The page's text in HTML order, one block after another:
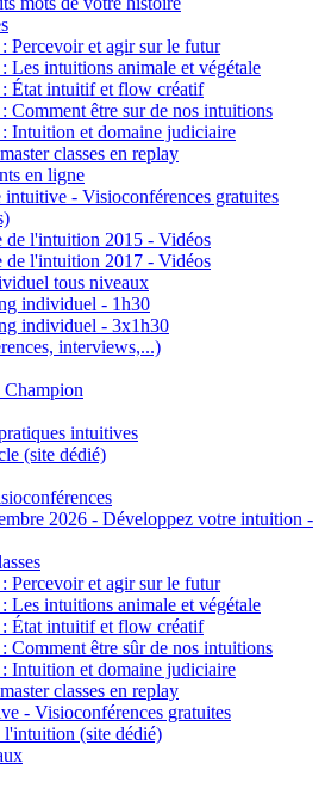
Percevoir et agir sur le futur
Les intuitions animale et végétale
État intuitif et flow créatif
Comment être sur de nos intuitions
Intuition et domaine judiciaire
classes en replay
en ligne
intuitive - Visioconférences gratuites
de l'intuition 2015 - Vidéos
de l'intuition 2017 - Vidéos
tous niveaux
individuel - 1h30
individuel - 3x1h30
interviews,...)
intuitives
(site dédié)
2026 - Développez votre intuition -
Percevoir et agir sur le futur
Les intuitions animale et végétale
État intuitif et flow créatif
Comment être sûr de nos intuitions
Intuition et domaine judiciaire
classes en replay
- Visioconférences gratuites
l'intuition (site dédié)